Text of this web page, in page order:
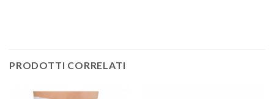
PRODOTTI CORRELATI